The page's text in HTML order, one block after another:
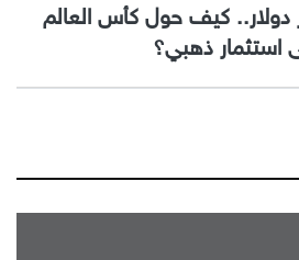
دولار.. كيف حول كأس العالم
استثمار ذهبي؟